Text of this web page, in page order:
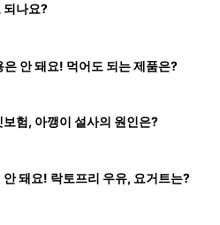
되나요?
은 안 돼요! 먹어도 되는 제품은?
험, 아깽이 설사의 원인은?
안 돼요! 락토프리 우유, 요거트는?